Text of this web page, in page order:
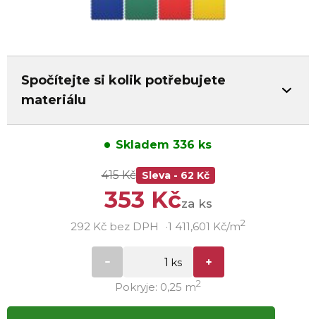
Spočítejte si kolik potřebujete
materiálu
Skladem 336 ks
415 Kč Sleva - 62 Kč
353 Kčza ks
292 Kč bez DPH 1 411,601 Kč/m2
Pokryje: 0,25 m2